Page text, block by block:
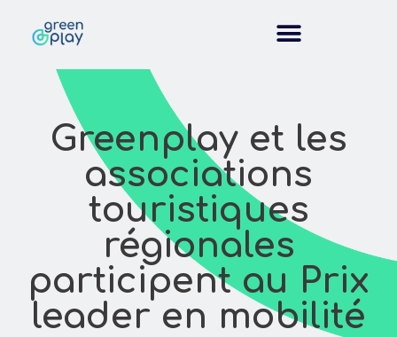
Greenplay et les
associations
touristiques
régionales
participent au Prix
leader en mobilité